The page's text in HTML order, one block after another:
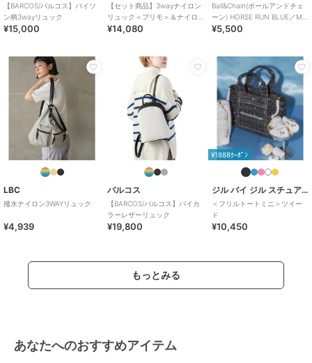
【BARCOS/バルコス】パイソ
ン柄3wayリュック
¥15,000
【セット商品】3wayナイロン
リュック＜プリモ＞＆ナイロ
ンサコッシュ
¥14,080
Ball&Chain(ボールアンドチェ
ーン) HORSE RUN BLUE／M
サイズ
¥5,500
LBC
撥水ナイロン3WAYリュック
¥4,939
バルコス
【BARCOS/バルコス】バイカ
ラーレザーリュック
¥19,800
¥1888ｸｰﾎﾟﾝ
ジル バイ ジル スチュアート
＜フリルトートミニ＞ツイー
ド
¥10,450
もっとみる
あなたへのおすすめアイテム